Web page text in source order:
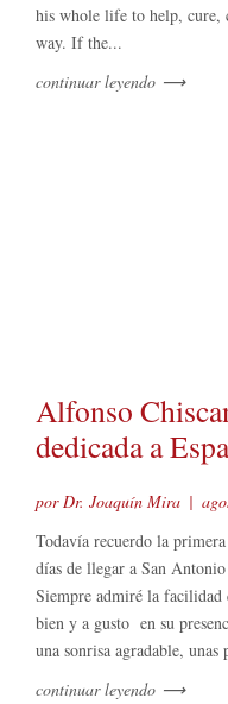
his whole life to help, cure,
way. If the...
continuar leyendo ⟶
Alfonso
dedicada a
por Dr. Joaquín Mira |
Todavía recuerdo la
días de llegar a San
Siempre admiré la facilidad
bien y a gusto en su
una sonrisa agradable, unas
continuar leyendo ⟶